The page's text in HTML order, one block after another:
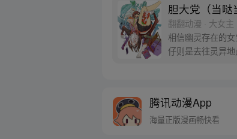
胆大党（当哒
翻翻动漫 · 大女主
相信幽灵存在的
仔则是去往灵异
腾讯动漫App
海量正版漫画畅快看